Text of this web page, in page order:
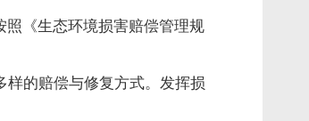
照《生态环境损害赔偿管理规
样的赔偿与修复方式。发挥损